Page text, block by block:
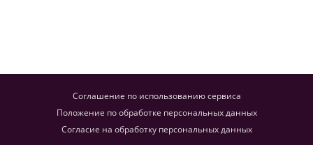
Соглашение по использованию сервиса
Положение по обработке персональных данных
Согласие на обработку персональных данных